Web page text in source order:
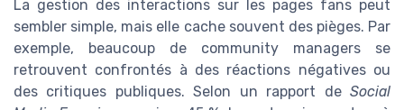
La gestion des interactions sur les pages fans peut
sembler simple, mais elle cache souvent des pièges. Par
exemple, beaucoup de community managers se
retrouvent confrontés à des réactions négatives ou
des critiques publiques. Selon un rapport de Social